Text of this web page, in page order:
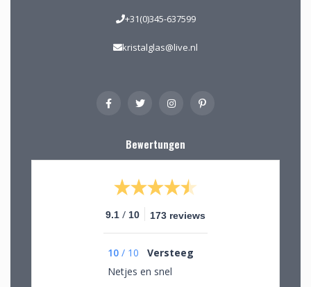
+31(0)345-637599
kristalglas@live.nl
Bewertungen
9.1 / 10 173 reviews
10 / 10
Versteeg
Netjes en snel